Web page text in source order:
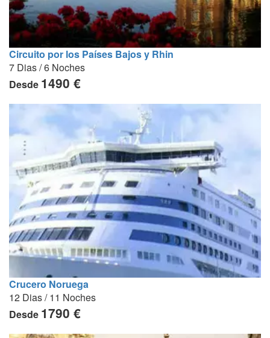
Circuito por los Países Bajos y Rhin
7 Dias / 6 Noches
Desde 1490 €
Crucero Noruega
12 Dias / 11 Noches
Desde 1790 €